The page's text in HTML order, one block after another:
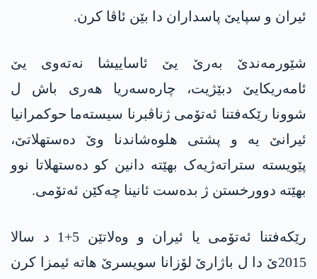
ئیران و سپایێ پاسداران دا بێن ئاڤا کرن.
شێورمەندێ بەرێ یێ ئاساییشا نەتەوی یێ
ئامەریکایێ دبێژیت، چارەسەریا ھەری باش ل
شوونا رێکەفتنا ئەتۆمی ژناڤبرنا سیستەما حوکمرانیا
ئیرانێ یە و پشتی ھلوەشاندنا وێ دەستھلاتێ،
پێویستە ستراتەژیەک بهێتە دانین کو دەستھلاتا نوو
بهێتە دوورخستن ژ بدەست ئانینا چەکێن ئەتۆمی.
رێکەفتنا ئەتۆمی یا ئیران و وەلاتێن 5+1 د سالا
2015ێ دا ل باژارێ لۆزانا سویسرێ ھاتە ئیمزا کرن